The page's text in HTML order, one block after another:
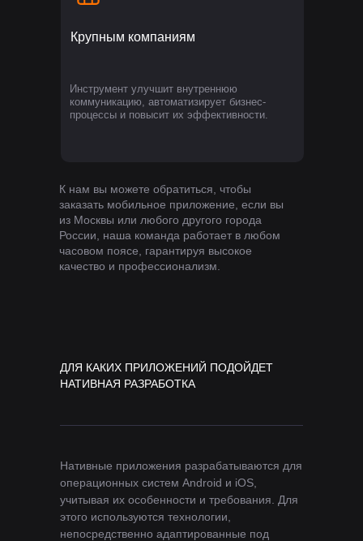
Инструмент улучшит внутреннюю
коммуникацию, автоматизирует бизнес-
процессы и повысит их эффективности.
Крупным компаниям
К нам вы можете обратиться, чтобы
заказать мобильное приложение, если вы
из Москвы или любого другого города
России, наша команда работает в любом
часовом поясе, гарантируя высокое
качество и профессионализм.
ДЛЯ КАКИХ ПРИЛОЖЕНИЙ ПОДОЙДЕТ
НАТИВНАЯ РАЗРАБОТКА
Нативные приложения разрабатываются для
операционных систем Android и iOS,
учитывая их особенности и требования. Для
этого используются технологии,
непосредственно адаптированные под